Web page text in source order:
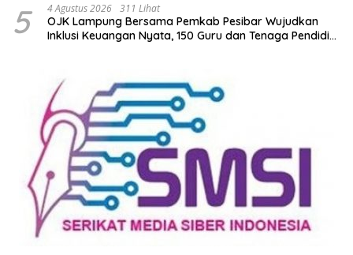
5 4 Agustus 2026 311 Lihat
OJK Lampung Bersama Pemkab Pesibar Wujudkan
Inklusi Keuangan Nyata, 150 Guru dan Tenaga Pendidik